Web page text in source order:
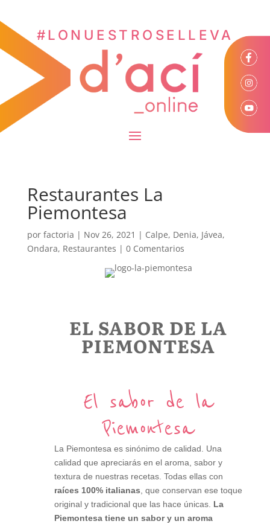
#LONUESTROSELLEVA
Restaurantes La
Piemontesa
por factoria | Nov 26, 2021 | Calpe, Denia, Jávea,
Ondara, Restaurantes | 0 Comentarios
EL SABOR DE LA
PIEMONTESA
El sabor de la
Piemontesa
La Piemontesa es sinónimo de calidad. Una
calidad que apreciarás en el aroma, sabor y
textura de nuestras recetas. Todas ellas con
raíces 100% italianas , que conservan ese toque
original y tradicional que las hace únicas. La
Piemontesa tiene un sabor y un aroma